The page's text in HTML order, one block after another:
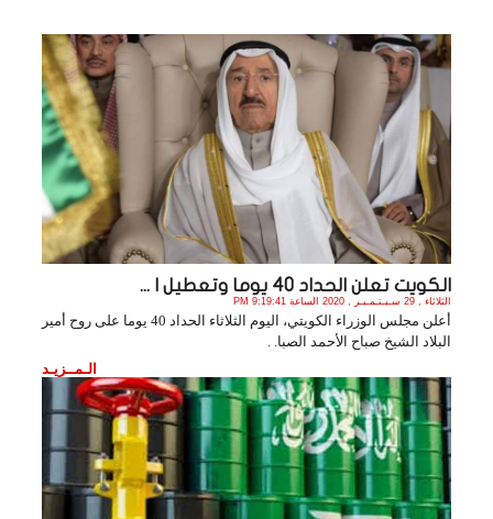
الكويت تعلن الحداد 40 يوما وتعطيل ا ...
الثلاثاء , 29 سـبـتـمـبـر , 2020 الساعة 9:19:41 PM
أعلن مجلس الوزراء الكويتي، اليوم الثلاثاء الحداد 40 يوما على روح أمير
البلاد الشيخ صباح الأحمد الصبا. .
الـمــزيـد